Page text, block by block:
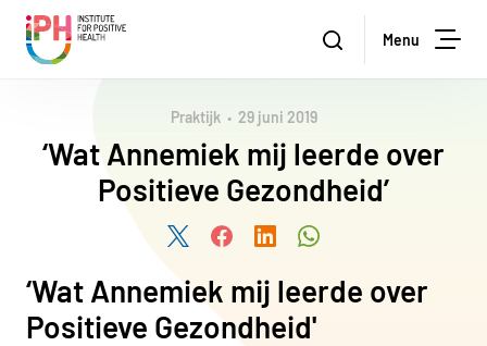
Institute for Positive Health Zoeken
Menu
Praktijk 29 juni 2019
‘Wat Annemiek mij leerde over
Positieve Gezondheid’
Deel dit artikel via Twitter
Deel dit artikel via Facebook
Deel dit artikel via LinkedIn
‘Wat Annemiek mij leerde over
Positieve Gezondheid'